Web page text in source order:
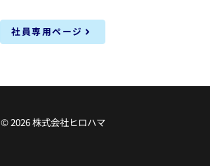
社員専用ページ
© 2026 株式会社ヒロハマ